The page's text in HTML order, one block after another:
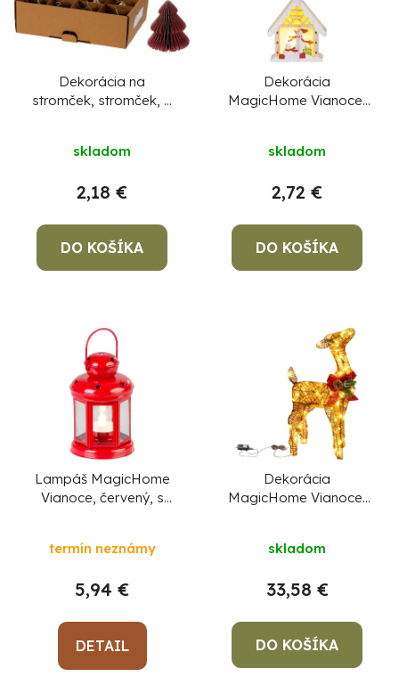
Dekorácia na
stromček, stromček, 8
NIE ZA BALENIE !
skladom
2,18 €
DO KOŠÍKA
Dekorácia
MagicHome Vianoce,
9,2x3x10,4 cm
skladom
2,72 €
DO KOŠÍKA
Lampáš MagicHome
Vianoce, červený, s
termín neznámy
5,94 €
DETAIL
Dekorácia
MagicHome Vianoce,
teplá biela, 0.6 m
skladom
33,58 €
DO KOŠÍKA